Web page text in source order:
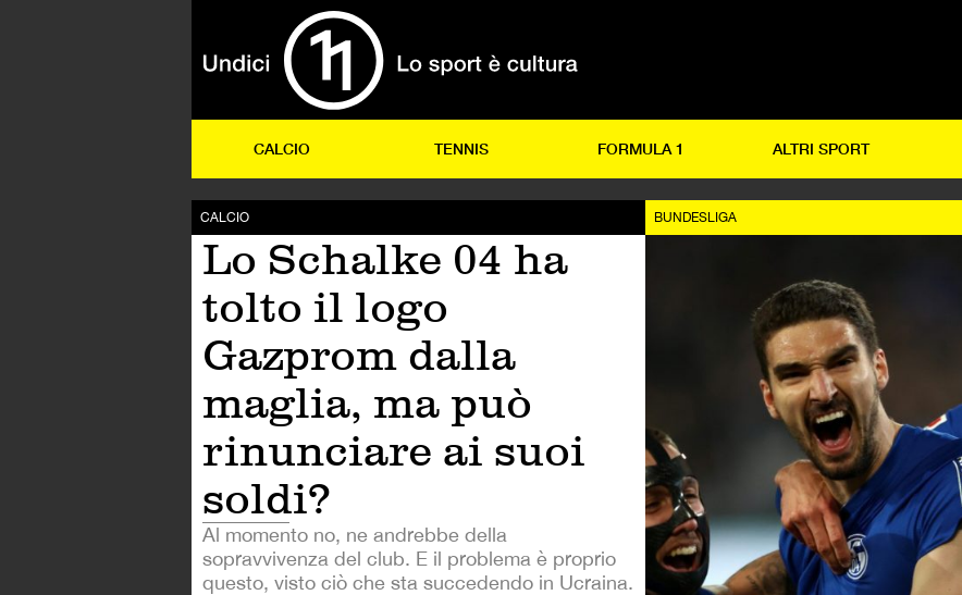
CALCIO TENNIS FORMULA 1 ALTRI SPORT
CALCIO
Lo Schalke 04 ha
tolto il logo
Gazprom dalla
maglia, ma può
rinunciare ai suoi
soldi?
Al momento no, ne andrebbe della
sopravvivenza del club. E il problema è proprio
questo, visto ciò che sta succedendo in Ucraina.
BUNDESLIGA